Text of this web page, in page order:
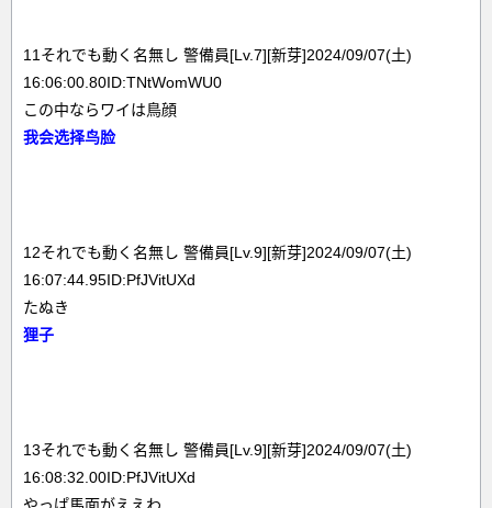
11それでも動く名無し 警備員[Lv.7][新芽]2024/09/07(土)
16:06:00.80ID:TNtWomWU0
この中ならワイは鳥顔
我会选择鸟脸
12それでも動く名無し 警備員[Lv.9][新芽]2024/09/07(土)
16:07:44.95ID:PfJVitUXd
たぬき
狸子
13それでも動く名無し 警備員[Lv.9][新芽]2024/09/07(土)
16:08:32.00ID:PfJVitUXd
やっぱ馬面がええわ